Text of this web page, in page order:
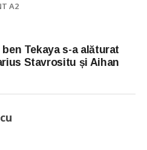
A2
Tekaya s-a alăturat
Stavrositu și Aihan